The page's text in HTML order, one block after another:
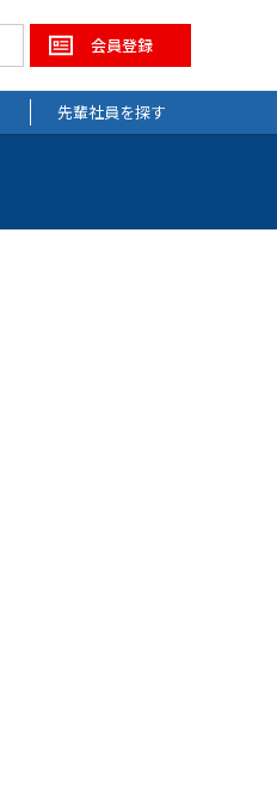
会員登録
先輩社員を探す